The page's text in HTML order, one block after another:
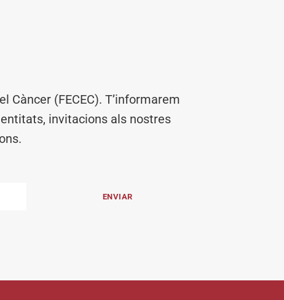
Càncer (FECEC). T’informarem
invitacions als nostres